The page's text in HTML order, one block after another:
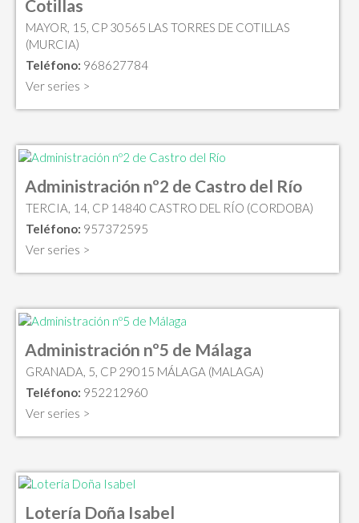
Cotillas
MAYOR, 15, CP 30565 LAS TORRES DE COTILLAS
(MURCIA)
Teléfono: 968627784
Ver series >
Administración nº2 de Castro del Río
TERCIA, 14, CP 14840 CASTRO DEL RÍO (CORDOBA)
Teléfono: 957372595
Ver series >
Administración nº5 de Málaga
GRANADA, 5, CP 29015 MÁLAGA (MALAGA)
Teléfono: 952212960
Ver series >
Lotería Doña Isabel